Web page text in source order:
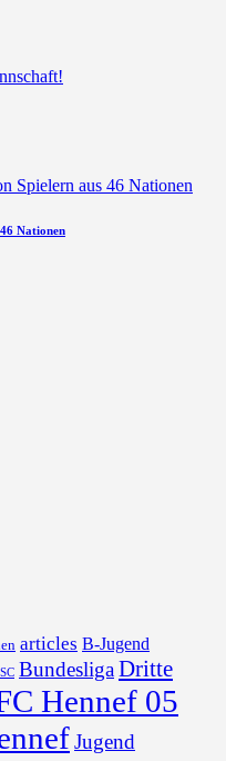
Nationen
articles B-Jugend
Bundesliga Dritte
Hennef 05
Jugend